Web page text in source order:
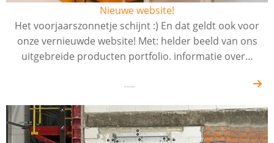
Nieuwe website!
Het voorjaarszonnetje schijnt :) En dat geldt ook voor
onze vernieuwde website! Met: helder beeld van ons
uitgebreide producten portfolio. informatie over…
07-02-2023